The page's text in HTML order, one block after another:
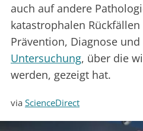
auch auf andere
katastrophalen
Prävention, Diagnose
Untersuchung, über die
werden, gezeigt hat.
via ScienceDirect